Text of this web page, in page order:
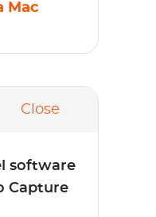
Mac
Close
software
Capture